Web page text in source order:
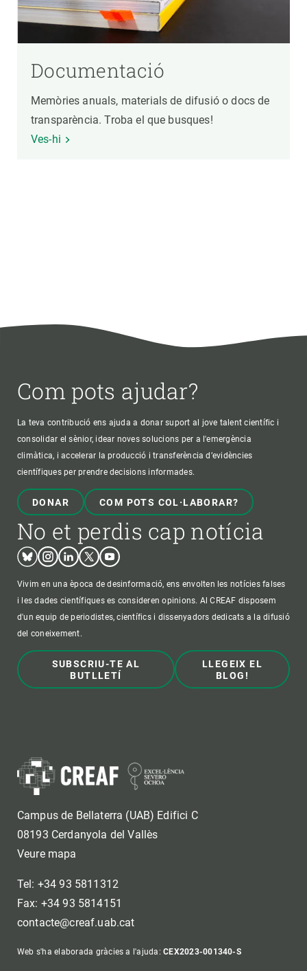
Documentació
Memòries anuals, materials de difusió o docs de
transparència. Troba el que busques!
Ves-hi
Com pots ajudar?
La teva contribució ens ajuda a donar suport al jove talent científic i
consolidar el sènior, idear noves solucions per a l'emergència
climàtica, i accelerar la producció i transferència d’evidències
científiques per prendre decisions informades.
DONAR COM POTS COL·LABORAR?
No et perdis cap notícia
BlueskyInstagram
LinkedinTwitterYoutube
Vivim en una època de desinformació, ens envolten les notícies falses
i les dades científiques es consideren opinions. Al CREAF disposem
d'un equip de periodistes, científics i dissenyadors dedicats a la difusió
del coneixement.
SUBSCRIU-TE AL
BUTLLETÍ
LLEGEIX EL
BLOG!
Campus de Bellaterra (UAB) Edifici C
08193 Cerdanyola del Vallès
Veure mapa
Tel: +34 93 5811312
Fax: +34 93 5814151
contacte@creaf.uab.cat
Web s'ha elaborada gràcies a l'ajuda:CEX2023-001340-S